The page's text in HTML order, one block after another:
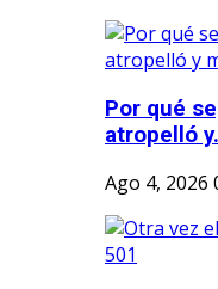
Por qué
atropelló
Ago 4, 2026